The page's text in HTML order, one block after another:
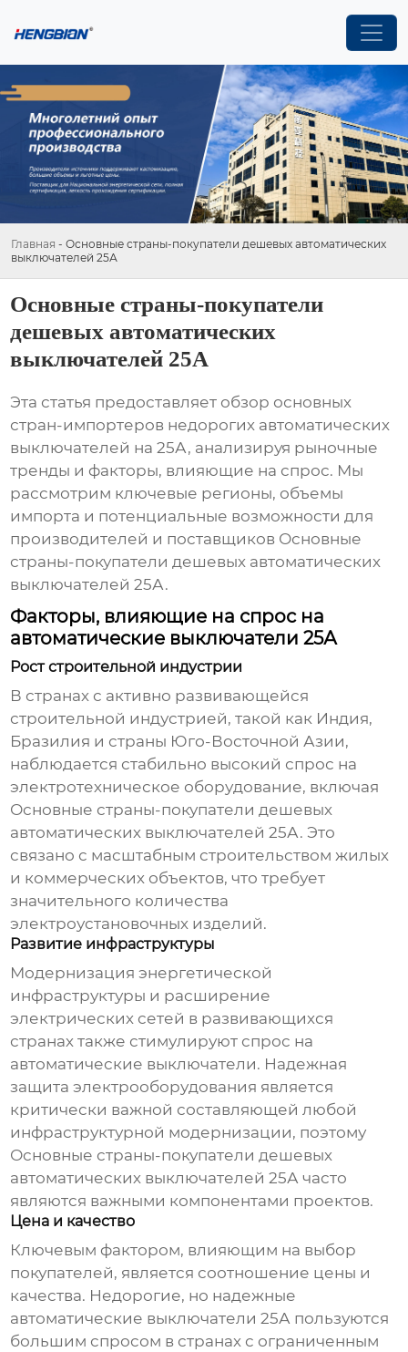
Главная - Основные страны-покупатели дешевых автоматических
выключателей 25А
Основные страны-покупатели
дешевых автоматических
выключателей 25А
Эта статья предоставляет обзор основных
стран-импортеров недорогих автоматических
выключателей на 25А, анализируя рыночные
тренды и факторы, влияющие на спрос. Мы
рассмотрим ключевые регионы, объемы
импорта и потенциальные возможности для
производителей и поставщиков Основные
страны-покупатели дешевых автоматических
выключателей 25А.
Факторы, влияющие на спрос на
автоматические выключатели 25А
Рост строительной индустрии
В странах с активно развивающейся
строительной индустрией, такой как Индия,
Бразилия и страны Юго-Восточной Азии,
наблюдается стабильно высокий спрос на
электротехническое оборудование, включая
Основные страны-покупатели дешевых
автоматических выключателей 25А. Это
связано с масштабным строительством жилых
и коммерческих объектов, что требует
значительного количества
электроустановочных изделий.
Развитие инфраструктуры
Модернизация энергетической
инфраструктуры и расширение
электрических сетей в развивающихся
странах также стимулируют спрос на
автоматические выключатели. Надежная
защита электрооборудования является
критически важной составляющей любой
инфраструктурной модернизации, поэтому
Основные страны-покупатели дешевых
автоматических выключателей 25А часто
являются важными компонентами проектов.
Цена и качество
Ключевым фактором, влияющим на выбор
покупателей, является соотношение цены и
качества. Недорогие, но надежные
автоматические выключатели 25А пользуются
большим спросом в странах с ограниченным